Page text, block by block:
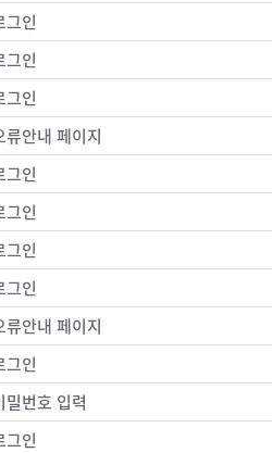
그인
그인
그인
류안내 페이지
그인
그인
그인
그인
류안내 페이지
그인
밀번호 입력
그인